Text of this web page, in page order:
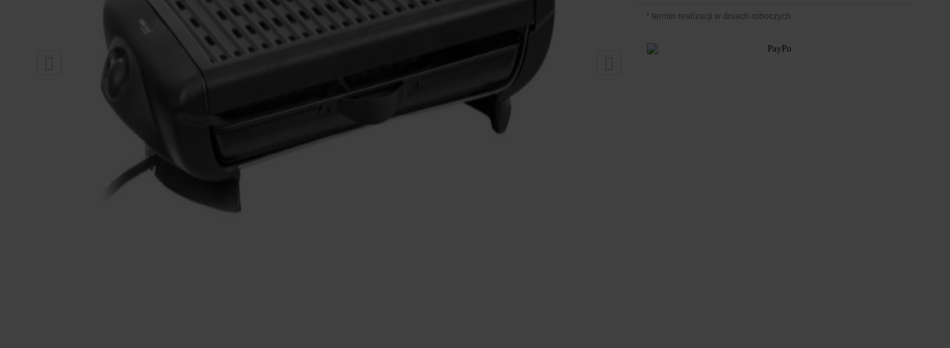
* termin realizacji w dniach roboczych